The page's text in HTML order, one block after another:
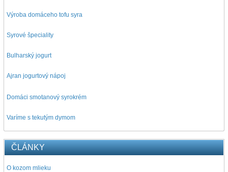
Výroba domáceho tofu syra
Syrové špeciality
Bulharský jogurt
Ajran jogurtový nápoj
Domáci smotanový syrokrém
Varíme s tekutým dymom
ČLÁNKY
O kozom mlieku